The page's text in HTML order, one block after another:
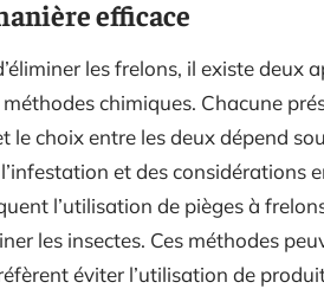
efficace
les frelons, il existe deux
chimiques. Chacune
le choix entre les deux dépend
et des considérations
l’utilisation de pièges à
les insectes. Ces méthodes
éviter l’utilisation de